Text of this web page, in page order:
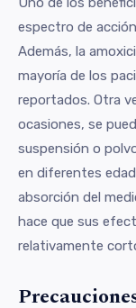
espectro de
Además, la
mayoría de los
reportados. Otra
ocasiones, se
suspensión o
en diferentes
absorción del
hace que sus
relativamente